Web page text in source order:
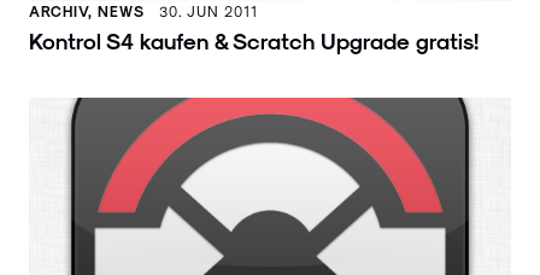
ARCHIV, NEWS 30. JUN 2011
Kontrol S4 kaufen & Scratch Upgrade gratis!